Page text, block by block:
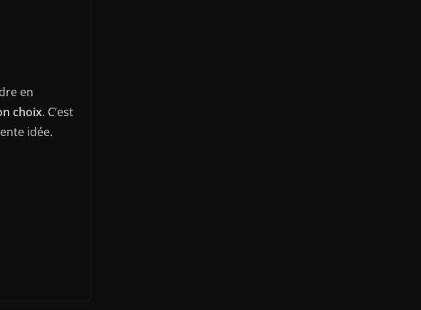
en
choix. C’est
idée.